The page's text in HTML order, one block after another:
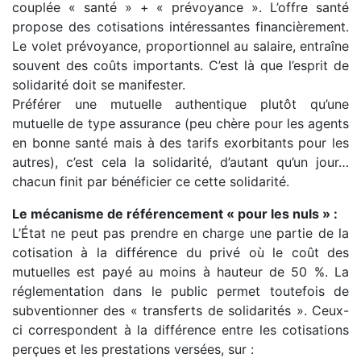
couplée « santé » + « prévoyance ». L’offre santé
propose des cotisations intéressantes financièrement.
Le volet prévoyance, proportionnel au salaire, entraîne
souvent des coûts importants. C’est là que l’esprit de
solidarité doit se manifester.
Préférer une mutuelle authentique plutôt qu’une
mutuelle de type assurance (peu chère pour les agents
en bonne santé mais à des tarifs exorbitants pour les
autres), c’est cela la solidarité, d’autant qu’un jour…
chacun finit par bénéficier ce cette solidarité.
Le mécanisme de référencement « pour les nuls » :
L’État ne peut pas prendre en charge une partie de la
cotisation à la différence du privé où le coût des
mutuelles est payé au moins à hauteur de 50 %. La
réglementation dans le public permet toutefois de
subventionner des « transferts de solidarités ». Ceux-
ci correspondent à la différence entre les cotisations
perçues et les prestations versées, sur :